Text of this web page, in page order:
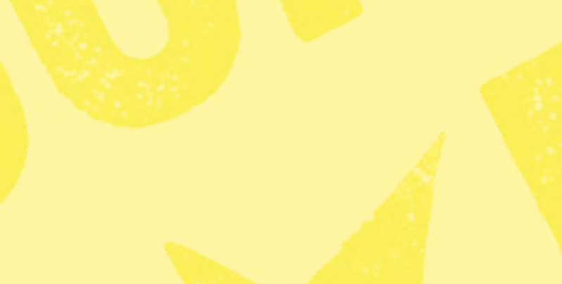
konspirationsteorier. Några av dem som deltog i lördagens demonstration är helt
öppna med att de vill
döda sittande politiker
hot Ryssland utgör i Europa i dag. Det är alltså inte direkt några förkämpar för
mänskliga rättigheter som kräver att få sina åsikter representerade i public service.
Det här är personer som vill utnyttja de demokratiska rättigheter vi har i dag för att
ta dem från andra i morgon.
Det är naturligtvis fullt rimligt att vara av åsikten att yttrandefriheten inte är
tillräcklig, eller att public services rapportering är otillräcklig. Det är en viktig del i
en fungerande demokrati, och en del av yttrandefriheten, att även den typen av
åsikter kommer till uttryck. Genom att utmana yttrandefriheten håller man den vid
Men det är inte det
som är problemet här. Problemet är att den åsikt som
extremhögern för fram inte utmanar yttrandefriheten – den vill avskaffa den. Man